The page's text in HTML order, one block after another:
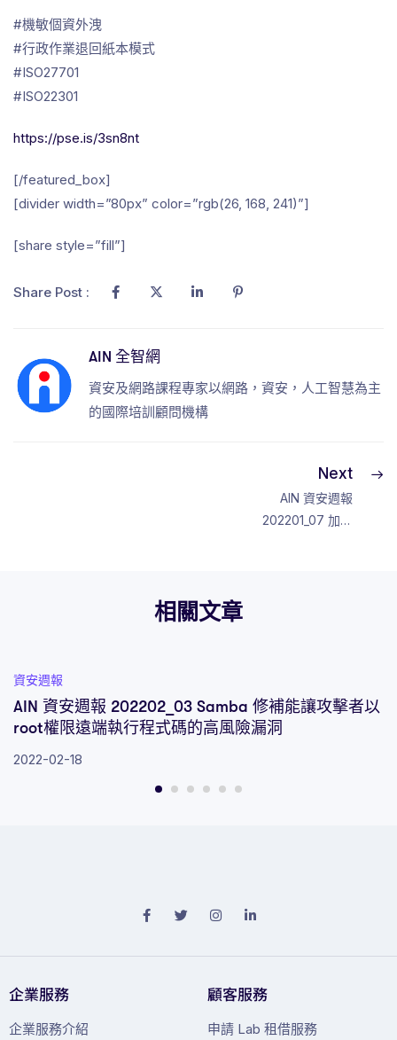
#機敏個資外洩
#行政作業退回紙本模式
#ISO27701
#ISO22301
https://pse.is/3sn8nt
[/featured_box]
[divider width=”80px” color=”rgb(26, 168, 241)”]
[share style=”fill”]
Share Post :
AIN 全智網
資安及網路課程專家以網路，資安，人工智慧為主
的國際培訓顧問機構
Next
AIN 資安週報
202201_07 加密
相關文章
資安週報
AIN 資安週報 202202_03 Samba 修補能讓攻擊者以
root權限遠端執行程式碼的高風險漏洞
2022-02-18
企業服務
企業服務介紹
顧客服務
申請 Lab 租借服務